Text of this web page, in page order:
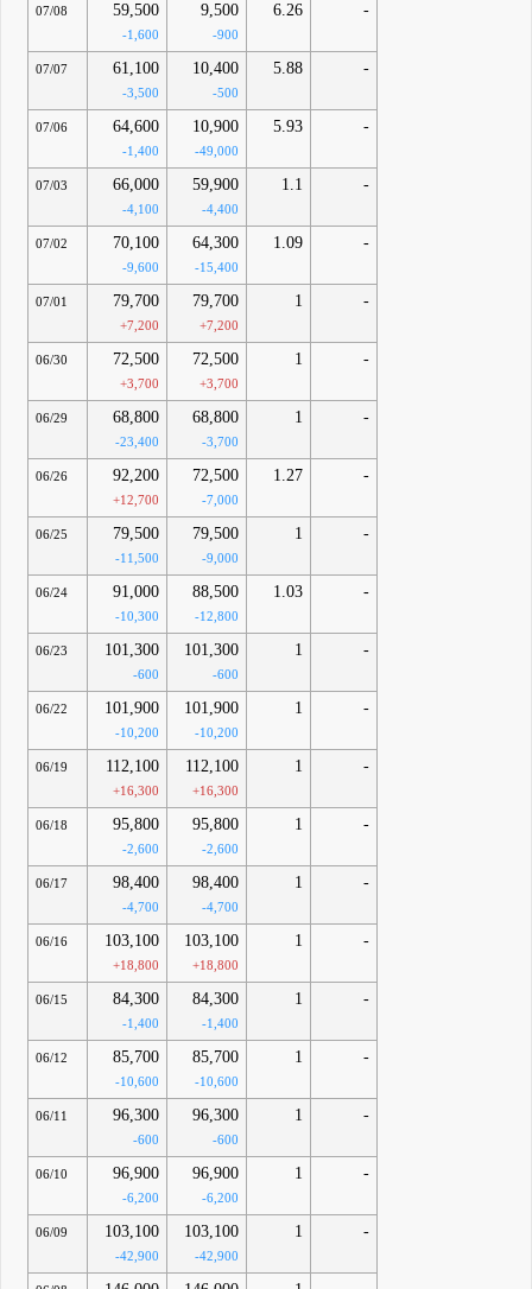
07/08 59,500
-1,600
9,500
-900
6.26 -
07/07 61,100
-3,500
10,400
-500
5.88 -
07/06 64,600
-1,400
10,900
-49,000
5.93 -
07/03 66,000
-4,100
59,900
-4,400
1.1 -
07/02 70,100
-9,600
64,300
-15,400
1.09 -
07/01 79,700
+7,200
79,700
+7,200
1 -
06/30 72,500
+3,700
72,500
+3,700
1 -
06/29 68,800
-23,400
68,800
-3,700
1 -
06/26 92,200
+12,700
72,500
-7,000
1.27 -
06/25 79,500
-11,500
79,500
-9,000
1 -
06/24 91,000
-10,300
88,500
-12,800
1.03 -
06/23 101,300
-600
101,300
-600
1 -
06/22 101,900
-10,200
101,900
-10,200
1 -
06/19 112,100
+16,300
112,100
+16,300
1 -
06/18 95,800
-2,600
95,800
-2,600
1 -
06/17 98,400
-4,700
98,400
-4,700
1 -
06/16 103,100
+18,800
103,100
+18,800
1 -
06/15 84,300
-1,400
84,300
-1,400
1 -
06/12 85,700
-10,600
85,700
-10,600
1 -
06/11 96,300
-600
96,300
-600
1 -
06/10 96,900
-6,200
96,900
-6,200
1 -
06/09 103,100
-42,900
103,100
-42,900
1 -